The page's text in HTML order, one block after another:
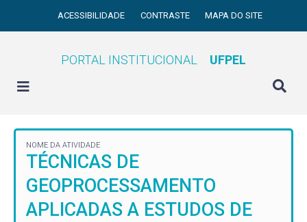
ACESSIBILIDADE CONTRASTE MAPA DO SITE
PORTAL INSTITUCIONAL UFPEL
NOME DA ATIVIDADE
TÉCNICAS DE
GEOPROCESSAMENTO
APLICADAS A ESTUDOS DE